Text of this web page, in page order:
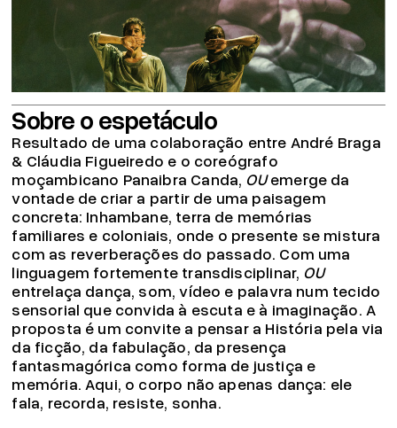
Sobre o espetáculo
Resultado de uma colaboração entre André Braga
& Cláudia Figueiredo e o coreógrafo
moçambicano Panaibra Canda, OUemerge da
vontade de criar a partir de uma paisagem
concreta: Inhambane, terra de memórias
familiares e coloniais, onde o presente se mistura
com as reverberações do passado. Com uma
linguagem fortemente transdisciplinar, OU
entrelaça dança, som, vídeo e palavra num tecido
sensorial que convida à escuta e à imaginação. A
proposta é um convite a pensar a História pela via
da ficção, da fabulação, da presença
fantasmagórica como forma de justiça e
memória. Aqui, o corpo não apenas dança: ele
fala, recorda, resiste, sonha.